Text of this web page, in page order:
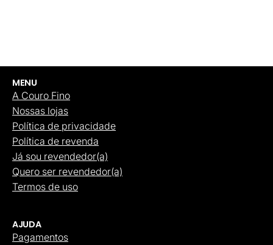
MENU
A Couro Fino
Nossas lojas
Política de privacidade
Política de revenda
Já sou revendedor(a)
Quero ser revendedor(a)
Termos de uso
AJUDA
Pagamentos